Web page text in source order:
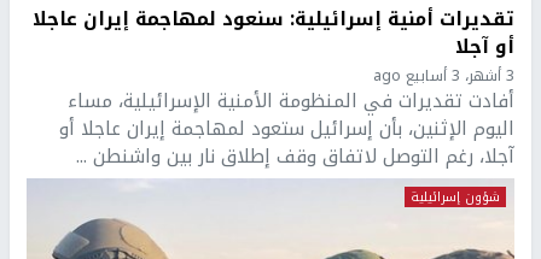
تقديرات أمنية إسرائيلية: سنعود لمهاجمة إيران عاجلا
أو آجلا
3 أشهر، 3 أسابيع ago
أفادت تقديرات في المنظومة الأمنية الإسرائيلية، مساء
اليوم الإثنين، بأن إسرائيل ستعود لمهاجمة إيران عاجلا أو
آجلا، رغم التوصل لاتفاق وقف إطلاق نار بين واشنطن ...
شؤون إسرائيلية